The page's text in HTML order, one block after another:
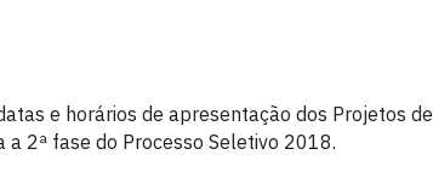
e horários de apresentação dos Projetos de
2ª fase do Processo Seletivo 2018.